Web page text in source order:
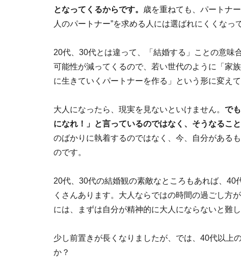
となってくるからです。 歳を重ねても、パートナ
人のパートナー”を求める人には選ばれにくくなっ
20代、30代とは違って、「結婚する」ことの意味
可能性が減ってくるので、若い世代のように「家
に生きていくパートナーを作る」という形に変え
大人になったら、現実を見ないといけません。 で
になれ！」と言っているのではなく、そうなるこ
のばかりに執着するのではなく、今、自分がある
のです。
20代、30代の結婚観の素敵なところもあれば、
くさんあります。大人ならではの時間の過ごし方
には、まずは自分が精神的に大人にならないと難し
少し前置きが長くなりましたが、では、40代以上
か？